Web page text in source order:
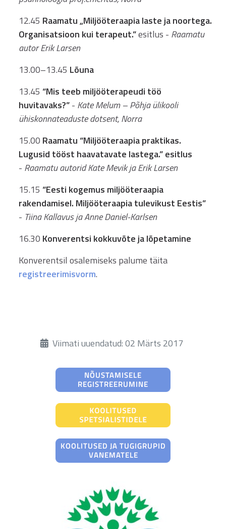
12.45 Raamatu „Miljööteraapia laste ja noortega.
Organisatsioon kui terapeut.”esitlus - Raamatu
autor Erik Larsen
13.00–13.45 Lõuna
13.45 “Mis teeb miljööterapeudi töö
huvitavaks?”- Kate Melum – Põhja ülikooli
ühiskonnateaduste dotsent, Norra
15.00 Raamatu “Miljööteraapia praktikas.
Lugusid tööst haavatavate lastega.” esitlus
- Raamatu autorid Kate Mevik ja Erik Larsen
15.15 “Eesti kogemus miljööteraapia
rakendamisel. Miljööteraapia tulevikust Eestis”
- Tiina Kallavus ja Anne Daniel-Karlsen
16.30 Konverentsi kokkuvõte ja lõpetamine
Konverentsil osalemiseks palume täita
registreerimisvorm.
ÜksikasjadViimati uuendatud: 02 Märts 2017